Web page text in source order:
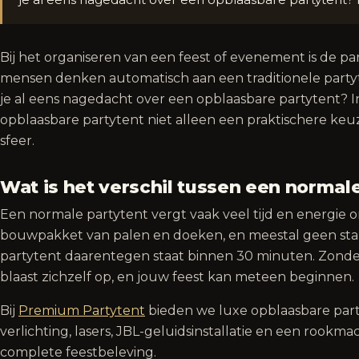
Bij het organiseren van een feest of evenement is de
mensen denken automatisch aan een traditionele
je al eens nagedacht over een opblaasbare partytent?
opblaasbare partytent niet alleen een praktischere
sfeer.
Wat is het verschil tussen een
Een normale partytent vergt vaak veel tijd en energie
bouwpakket van palen en doeken, en meestal geen
partytent daarentegen staat binnen 30 minuten.
blaast zichzelf op, en jouw feest kan meteen beginnen.
Bij Premium Partytent bieden we luxe opblaasbare
verlichting, lasers, JBL-geluidsinstallatie en een
complete feestbeleving.